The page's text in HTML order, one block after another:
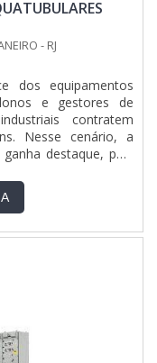
de ponta;
na DCC Soluções é
opções como
estruturas.Tudo isso
adquiridas porque
com escritório de
e tecnologia
a um time com
de gestão e
a longo tempo com
cliente de ponta a
- RJ
dos equipamentos
e gestores de
contratem
Nesse cenário, a
destaque, pois
ser
tubos curvos, de
que devem ser
Ministério do
modo, é possível
muito versáteis,